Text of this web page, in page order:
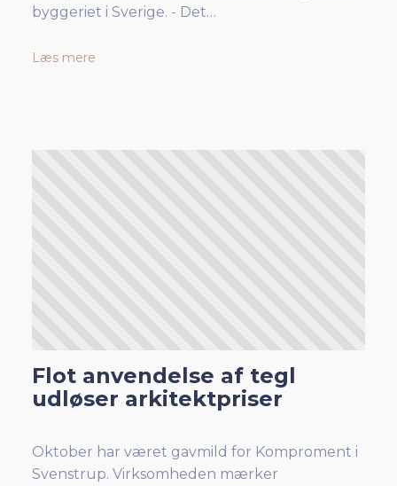
byggeriet i Sverige. - Det…
Læs mere
Flot anvendelse af tegl
udløser arkitektpriser
Oktober har været gavmild for Komproment i
Svenstrup. Virksomheden mærker